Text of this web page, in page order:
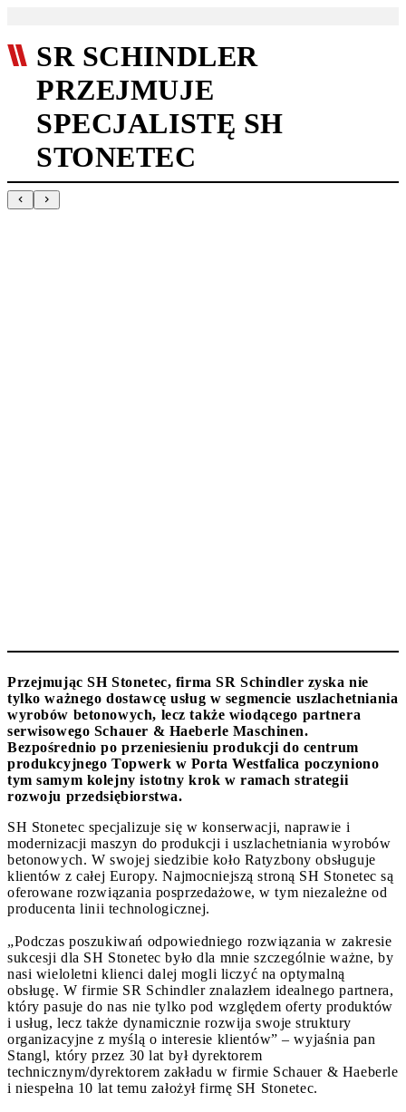
SR SCHINDLER
PRZEJMUJE
SPECJALISTĘ SH
STONETEC
Przejmując SH Stonetec, firma SR Schindler zyska nie
tylko ważnego dostawcę usług w segmencie uszlachetniania
wyrobów betonowych, lecz także wiodącego partnera
serwisowego Schauer & Haeberle Maschinen.
Bezpośrednio po przeniesieniu produkcji do centrum
produkcyjnego Topwerk w Porta Westfalica poczyniono
tym samym kolejny istotny krok w ramach strategii
rozwoju przedsiębiorstwa.
SH Stonetec specjalizuje się w konserwacji, naprawie i
modernizacji maszyn do produkcji i uszlachetniania wyrobów
betonowych. W swojej siedzibie koło Ratyzbony obsługuje
klientów z całej Europy. Najmocniejszą stroną SH Stonetec są
oferowane rozwiązania posprzedażowe, w tym niezależne od
producenta linii technologicznej.
„Podczas poszukiwań odpowiedniego rozwiązania w zakresie
sukcesji dla SH Stonetec było dla mnie szczególnie ważne, by
nasi wieloletni klienci dalej mogli liczyć na optymalną
obsługę. W firmie SR Schindler znalazłem idealnego partnera,
który pasuje do nas nie tylko pod względem oferty produktów
i usług, lecz także dynamicznie rozwija swoje struktury
organizacyjne z myślą o interesie klientów” – wyjaśnia pan
Stangl, który przez 30 lat był dyrektorem
technicznym/dyrektorem zakładu w firmie Schauer & Haeberle
i niespełna 10 lat temu założył firmę SH Stonetec.